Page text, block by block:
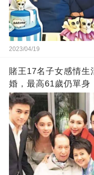
2023/04/19
賭王17名子女感情生
婚，最高61歲仍單身